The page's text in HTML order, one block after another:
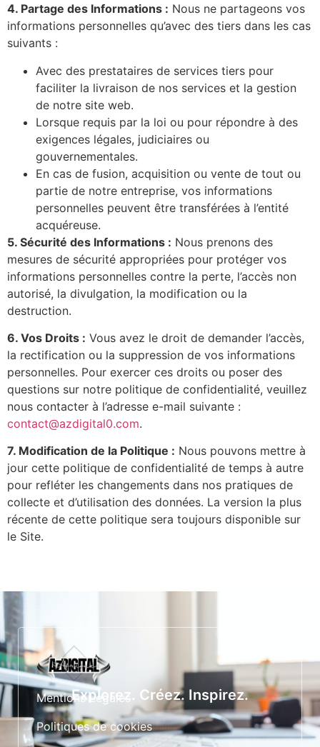
4. Partage des Informations : Nous ne partageons vos
informations personnelles qu’avec des tiers dans les cas
suivants :
Avec des prestataires de services tiers pour
faciliter la livraison de nos services et la gestion
de notre site web.
Lorsque requis par la loi ou pour répondre à des
exigences légales, judiciaires ou
gouvernementales.
En cas de fusion, acquisition ou vente de tout ou
partie de notre entreprise, vos informations
personnelles peuvent être transférées à l’entité
acquéreuse.
5. Sécurité des Informations : Nous prenons des
mesures de sécurité appropriées pour protéger vos
informations personnelles contre la perte, l’accès non
autorisé, la divulgation, la modification ou la
destruction.
6. Vos Droits : Vous avez le droit de demander l’accès,
la rectification ou la suppression de vos informations
personnelles. Pour exercer ces droits ou poser des
questions sur notre politique de confidentialité, veuillez
nous contacter à l’adresse e-mail suivante :
contact@azdigital0.com.
7. Modification de la Politique : Nous pouvons mettre à
jour cette politique de confidentialité de temps à autre
pour refléter les changements dans nos pratiques de
collecte et d’utilisation des données. La version la plus
récente de cette politique sera toujours disponible sur
le Site.
Explorez. Créez. Inspirez.
Mentions Légales
Politiques de cookies